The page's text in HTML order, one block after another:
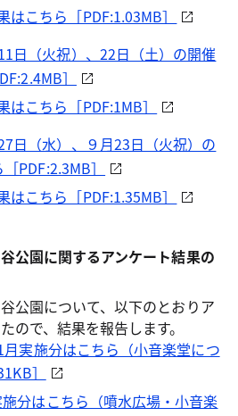
はこちら［PDF:1.03MB］
日（火祝）、22日（土）の開催
］
はこちら［PDF:1MB］
日（水）、９月23日（火祝）の
PDF:2.3MB］
はこちら［PDF:1.35MB］
公園に関するアンケート結果の
公園について、以下のとおりア
ので、結果を報告します。
実施分はこちら（小音楽堂につ
］
分はこちら（噴水広場・小音楽